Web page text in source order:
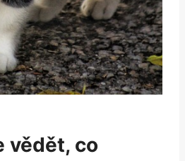
vědět, co